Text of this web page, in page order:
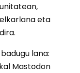
eta
lana:
Mastodon